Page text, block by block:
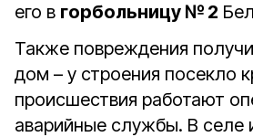
его в горбольницу № 2
Также повреждения
дом – у строения посекло
происшествия работают
аварийные службы. В селе